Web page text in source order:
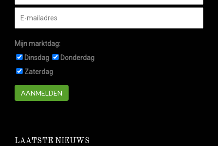
Mijn marktdag:
Dinsdag
Donderdag
Zaterdag
AANMELDEN
LAATSTE NIEUWS